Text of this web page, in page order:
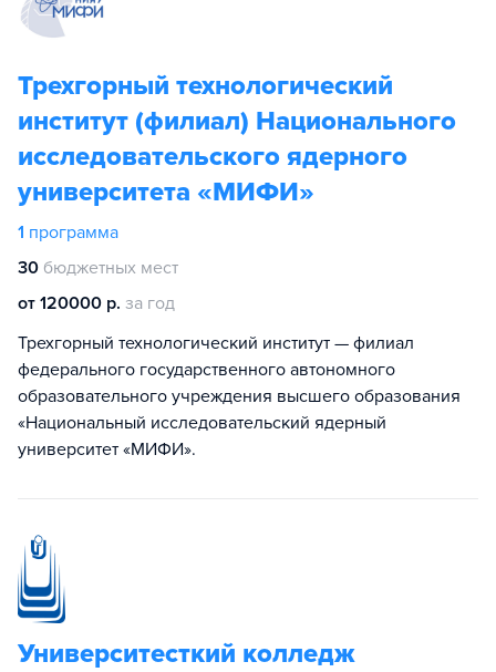
Трехгорный технологический
институт (филиал) Национального
исследовательского ядерного
университета «МИФИ»
1 программа
30 бюджетных мест
от 120000 р. за год
Трехгорный технологический институт — филиал
федерального государственного автономного
образовательного учреждения высшего образования
«Национальный исследовательский ядерный
университет «МИФИ».
Университесткий колледж